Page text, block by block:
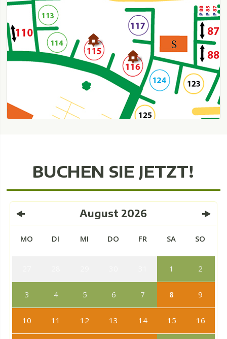
BUCHEN SIE JETZT!
August 2026
MO DI MI DO FR SA SO
1 2
3 4 5 6 7 8 9
10 11 12 13 14 15 16